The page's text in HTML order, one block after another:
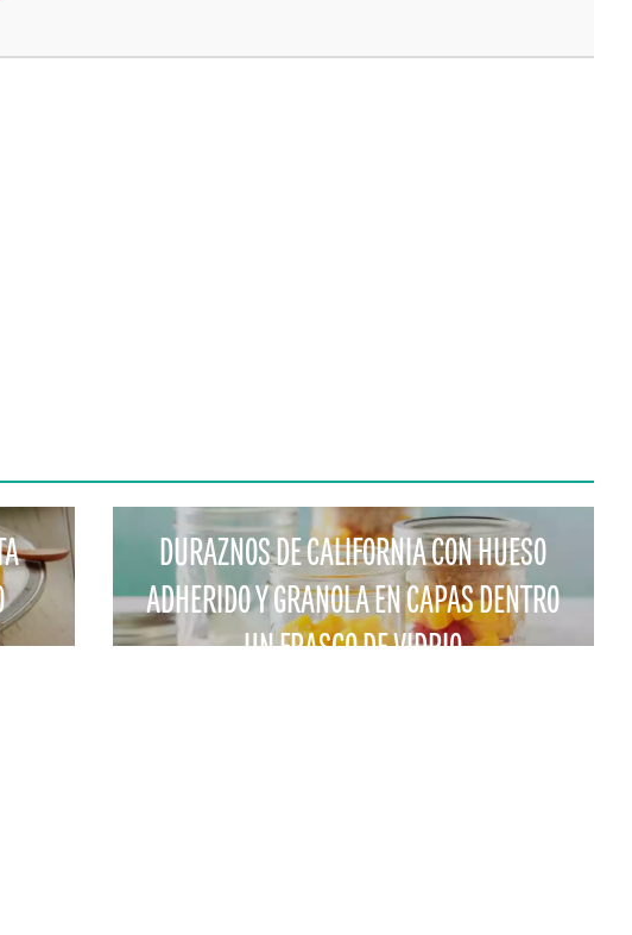
DURAZNOS DE CALIFORNIA CON HUESO
ADHERIDO Y GRANOLA EN CAPAS DENTRO
UN FRASCO DE VIDRIO